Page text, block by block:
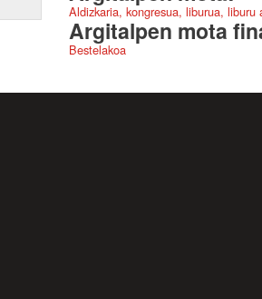
Aldizkaria, kongresua, liburua,
Argitalpen mota
Bestelakoa